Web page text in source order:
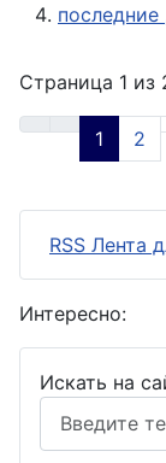
Страница 1 из
1 2
RSS Лента
Интересно:
Искать на